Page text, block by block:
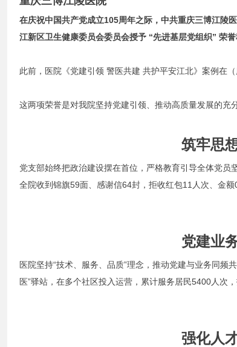
在庆祝中国共产党成立105周年之际，中共重庆三博江陵
江新区卫生健康委员会委员会授予 “先进基层党组织” 荣誉
此前，医院《党建引领 警医共建 共护平安江北》案例在
这两项荣誉是对我院坚持党建引领、推动高质量发展的充
筑牢思
党支部始终把政治建设摆在首位，严格教育引导全体党员
全院收到锦旗59面、感谢信64封，拒收红包11人次、金额
党建业
医院坚持“技术、服务、品质”理念，推动党建与业务同
医”驿站，在多个社区投入运营，累计服务居民5400人次
强化人